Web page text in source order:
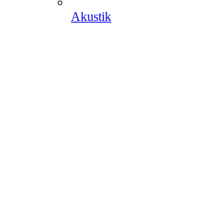
Akustik